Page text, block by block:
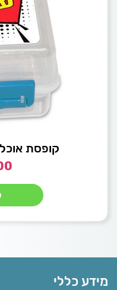
קופסת
מידע כללי